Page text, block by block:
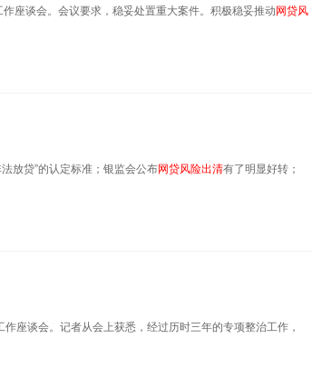
座谈会。会议要求，稳妥处置重大案件。积极稳妥推动 网贷风
放贷”的认定标准；银监会公布网贷风险出清有了明显好转；
作座谈会。记者从会上获悉，经过历时三年的专项整治工作，